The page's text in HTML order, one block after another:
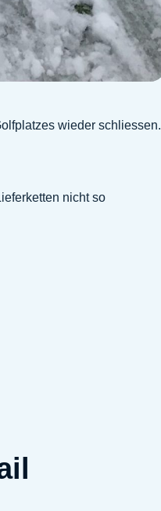
wieder schliessen.
nicht so